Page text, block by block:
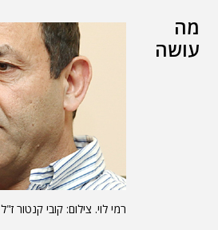
רמי לוי. צילום: קובי קנטור ז"ל
מה
עושה